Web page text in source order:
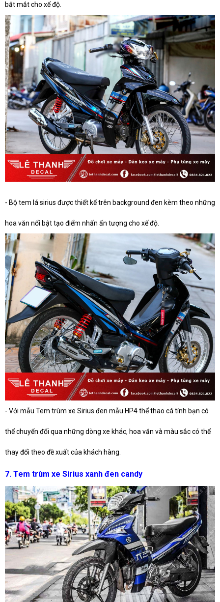
bắt mắt cho xế độ.
- Bộ tem lá sirius được thiết kế trên background đen kèm theo những
hoa văn nổi bật tạo điểm nhấn ấn tượng cho xế độ.
- Với mẫu Tem trùm xe Sirius đen mẫu HP4 thể thao cá tính bạn có
thể chuyển đổi qua những dòng xe khác, hoa văn và màu sắc có thể
thay đổi theo đề xuất của khách hàng.
7. Tem trùm xe Sirius xanh đen candy